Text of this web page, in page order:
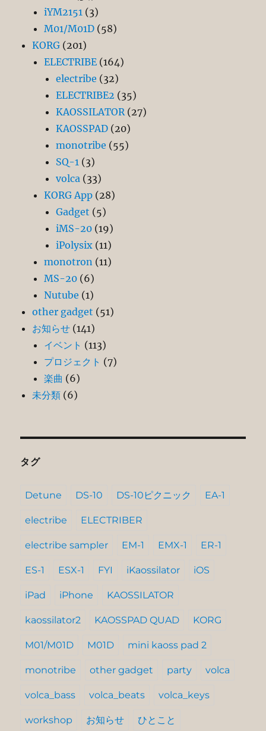
iYM2151 (3)
M01/M01D (58)
KORG (201)
ELECTRIBE (164)
electribe (32)
ELECTRIBE2 (35)
KAOSSILATOR(27)
KAOSSPAD (20)
monotribe (55)
SQ-1 (3)
volca (33)
KORG App (28)
Gadget (5)
iMS-20 (19)
iPolysix (11)
monotron (11)
MS-20 (6)
Nutube (1)
other gadget (51)
お知らせ (141)
イベント (113)
プロジェクト (7)
楽曲 (6)
未分類 (6)
タグ
Detune DS-10 DS-10ピクニック EA-1
electribe ELECTRIBER
electribe sampler EM-1 EMX-1 ER-1
ES-1 ESX-1 FYI iKaossilator iOS
iPad iPhone KAOSSILATOR
kaossilator2 KAOSSPAD QUAD KORG
M01/M01D M01D mini kaoss pad 2
monotribe other gadget party volca
volca_bass volca_beats volca_keys
workshop お知らせ ひとこと